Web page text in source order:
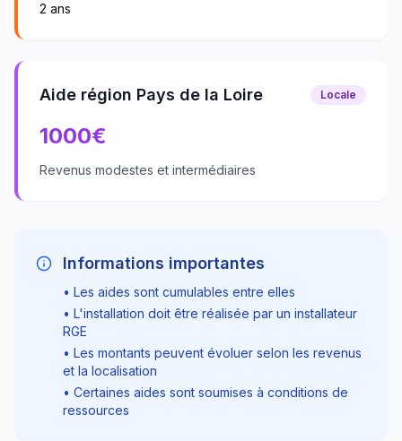
2 ans
Aide région Pays de la Loire Locale
1000€
Revenus modestes et intermédiaires
Informations importantes
• Les aides sont cumulables entre elles
• L'installation doit être réalisée par un installateur
RGE
• Les montants peuvent évoluer selon les revenus
et la localisation
• Certaines aides sont soumises à conditions de
ressources